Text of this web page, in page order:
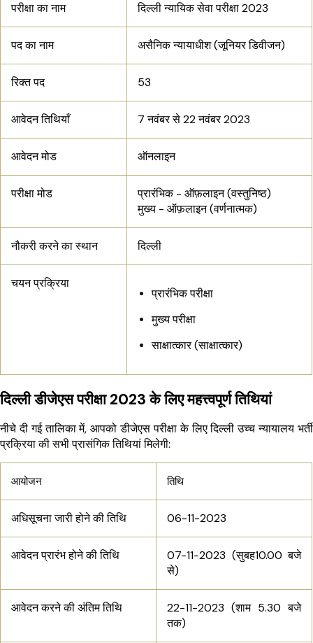
परीक्षा का नाम दिल्ली न्यायिक सेवा परीक्षा 2023
पद का नाम असैनिक न्यायाधीश (जूनियर डिवीजन)
रिक्त पद 53
आवेदन तिथियाँ 7 नवंबर से 22 नवंबर 2023
आवेदन मोड ऑनलाइन
परीक्षा मोड
प्रारंभिक - ऑफ़लाइन (वस्तुनिष्ठ)
मुख्य - ऑफ़लाइन (वर्णनात्मक)
नौकरी करने का स्थान दिल्ली
चयन प्रक्रिया
प्रारंभिक परीक्षा
मुख्य परीक्षा
साक्षात्कार (साक्षात्कार)
दिल्ली डीजेएस परीक्षा 2023 के लिए महत्त्वपूर्ण तिथियां
नीचे दी गई तालिका में, आपको डीजेएस परीक्षा के लिए दिल्ली उच्च न्यायालय भर्ती
प्रक्रिया की सभी प्रासंगिक तिथियां मिलेगी:
आयोजन तिथि
अधिसूचना जारी होने की तिथि 06-11-2023
आवेदन प्रारंभ होने की तिथि
07-11-2023 (सुबह10.00 बजे
से)
आवेदन करने की अंतिम तिथि
22-11-2023 (शाम 5.30 बजे
तक)